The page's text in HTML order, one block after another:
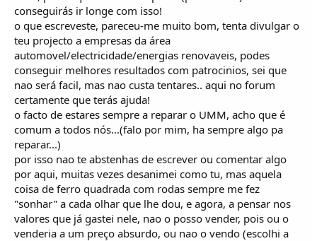
conseguirás ir longe com isso!
o que escreveste, pareceu-me muito bom, tenta divulgar o
teu projecto a empresas da área
automovel/electricidade/energias renovaveis, podes
conseguir melhores resultados com patrocinios, sei que
nao será facil, mas nao custa tentares.. aqui no forum
certamente que terás ajuda!
o facto de estares sempre a reparar o UMM, acho que é
comum a todos nós...(falo por mim, ha sempre algo pa
reparar...)
por isso nao te abstenhas de escrever ou comentar algo
por aqui, muitas vezes desanimei como tu, mas aquela
coisa de ferro quadrada com rodas sempre me fez
"sonhar" a cada olhar que lhe dou, e agora, a pensar nos
valores que já gastei nele, nao o posso vender, pois ou o
venderia a um preço absurdo, ou nao o vendo (escolhi a